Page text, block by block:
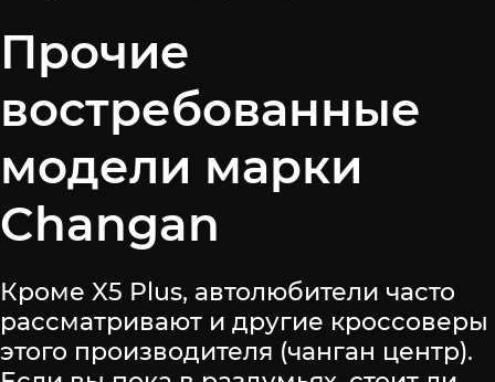
Прочие
востребованные
модели марки
Changan
Кроме X5 Plus, автолюбители часто
рассматривают и другие кроссоверы
этого производителя (чанган центр).